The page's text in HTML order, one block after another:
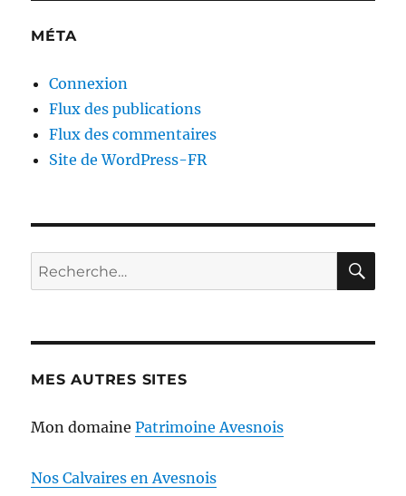
MÉTA
Connexion
Flux des publications
Flux des commentaires
Site de WordPress-FR
Recherche
pour :
MES AUTRES SITES
Mon domainePatrimoine Avesnois
Nos Calvaires en Avesnois